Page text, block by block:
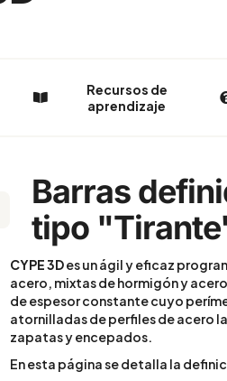
Recursos de
aprendizaje
Barras
tipo
CYPE 3Des un ágil y eficaz
acero, mixtas de hormigón y
de espesor constante cuyo
atornilladas de perfiles de acero
zapatas y encepados.
En esta página se detalla la